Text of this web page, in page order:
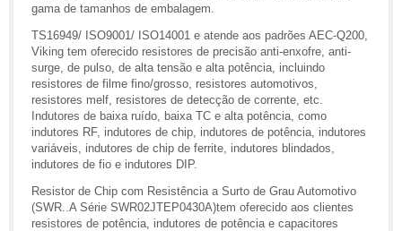
gama de tamanhos de embalagem.
TS16949/ ISO9001/ ISO14001 e atende aos padrões AEC-Q200,
Viking tem oferecido resistores de precisão anti-enxofre, anti-
surge, de pulso, de alta tensão e alta potência, incluindo
resistores de filme fino/grosso, resistores automotivos,
resistores melf, resistores de detecção de corrente, etc.
Indutores de baixa ruído, baixa TC e alta potência, como
indutores RF, indutores de chip, indutores de potência, indutores
variáveis, indutores de chip de ferrite, indutores blindados,
indutores de fio e indutores DIP.
Resistor de Chip com Resistência a Surto de Grau Automotivo
(SWR..A Série SWR02JTEP0430A)tem oferecido aos clientes
resistores de potência, indutores de potência e capacitores